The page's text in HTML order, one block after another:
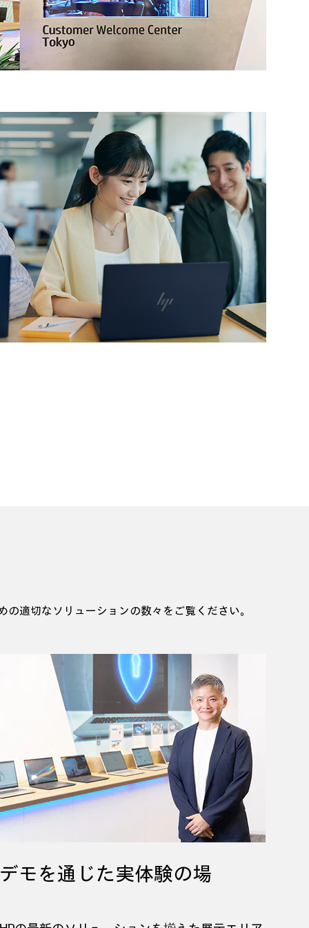
適切なソリューションの数々をご覧ください。
デモを通じた実体験の場